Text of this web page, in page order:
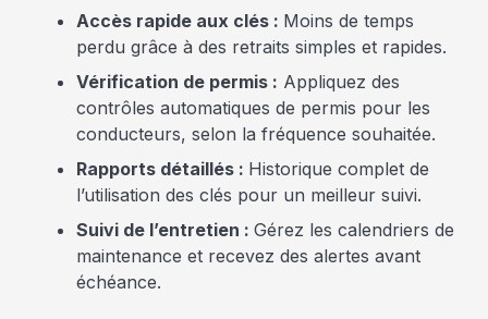
Accès rapide aux clés : Moins de temps
perdu grâce à des retraits simples et rapides.
Vérification de permis : Appliquez des
contrôles automatiques de permis pour les
conducteurs, selon la fréquence souhaitée.
Rapports détaillés : Historique complet de
l’utilisation des clés pour un meilleur suivi.
Suivi de l’entretien : Gérez les calendriers de
maintenance et recevez des alertes avant
échéance.